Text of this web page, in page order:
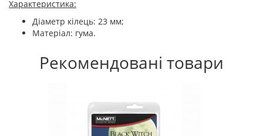
Характеристика:
Діаметр кілець: 23 мм;
Матеріал: гума.
Рекомендовані товари